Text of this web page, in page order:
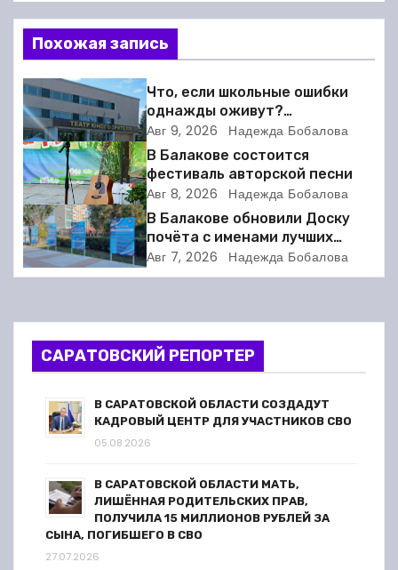
в
и
г
а
ц
и
я
п
о
Похожая запись
Что, если школьные ошибки
однажды оживут?
Балаковский ТЮЗ готовит
премьеру
Авг 9, 2026 Надежда Бобалова
В Балакове состоится
фестиваль авторской песни
Авг 8, 2026 Надежда Бобалова
В Балакове обновили Доску
почёта с именами лучших
спортсменов. Фото
Авг 7, 2026 Надежда Бобалова
САРАТОВСКИЙ РЕПОРТЕР
В САРАТОВСКОЙ ОБЛАСТИ СОЗДАДУТ
КАДРОВЫЙ ЦЕНТР ДЛЯ УЧАСТНИКОВ СВО
05.08.2026
В САРАТОВСКОЙ ОБЛАСТИ МАТЬ,
ЛИШЁННАЯ РОДИТЕЛЬСКИХ ПРАВ,
ПОЛУЧИЛА 15 МИЛЛИОНОВ РУБЛЕЙ ЗА
СЫНА, ПОГИБШЕГО В СВО
27.07.2026